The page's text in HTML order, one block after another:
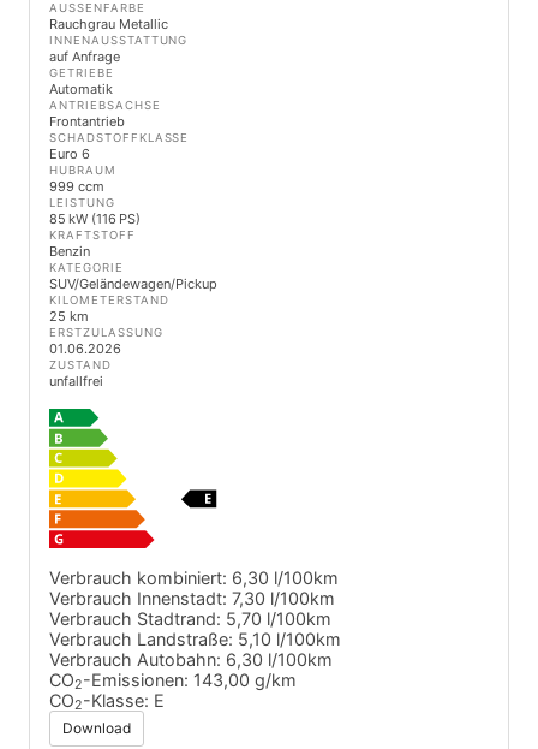
AUSSENFARBE
Rauchgrau Metallic
INNENAUSSTATTUNG
auf Anfrage
GETRIEBE
Automatik
ANTRIEBSACHSE
Frontantrieb
SCHADSTOFFKLASSE
Euro 6
HUBRAUM
999 ccm
LEISTUNG
85 kW (116 PS)
KRAFTSTOFF
Benzin
KATEGORIE
SUV/Geländewagen/Pickup
KILOMETERSTAND
25 km
ERSTZULASSUNG
01.06.2026
ZUSTAND
unfallfrei
Verbrauch kombiniert: 6,30 l/100km
Verbrauch Innenstadt: 7,30 l/100km
Verbrauch Stadtrand: 5,70 l/100km
Verbrauch Landstraße: 5,10 l/100km
Verbrauch Autobahn: 6,30 l/100km
CO2-Emissionen: 143,00 g/km
CO2-Klasse: E
Download